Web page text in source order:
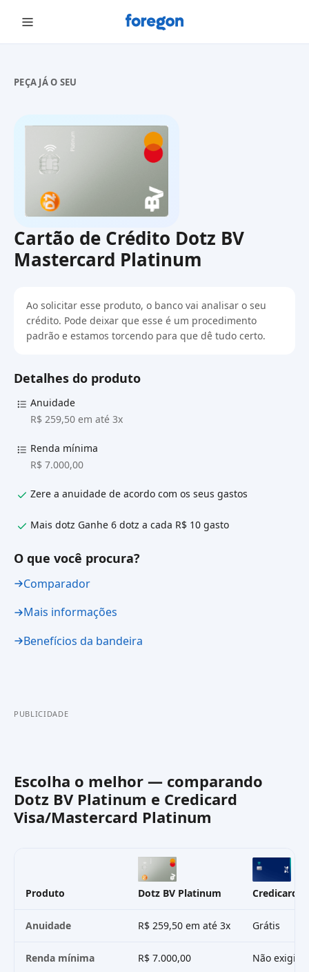
Foregon.com
PEÇA JÁ O SEU
Cartão de Crédito Dotz BV
Mastercard Platinum
Ao solicitar esse produto, o banco vai analisar o seu
crédito. Pode deixar que esse é um procedimento
padrão e estamos torcendo para que dê tudo certo.
Detalhes do produto
Anuidade
R$ 259,50 em até 3x
Renda mínima
R$ 7.000,00
Zere a anuidade de acordo com os seus gastos
Mais dotz Ganhe 6 dotz a cada R$ 10 gasto
O que você procura?
Comparador
Mais informações
Benefícios da bandeira
PUBLICIDADE
Escolha o melhor — comparando
Dotz BV Platinum e Credicard
Visa/Mastercard Platinum
Produto Dotz BV Platinum Credicard
Anuidade R$ 259,50 em até 3x Grátis
Renda mínima R$ 7.000,00 Não exigida